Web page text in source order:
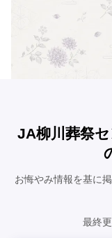
JA柳川葬祭
お悔やみ情報を基に
最終